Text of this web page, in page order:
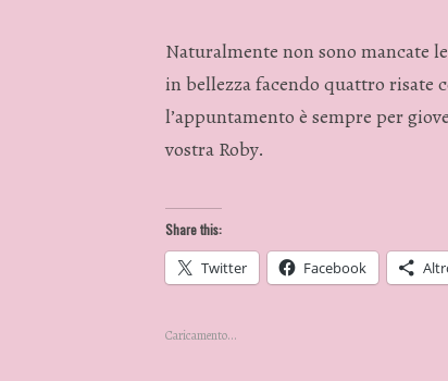
Naturalmente non sono mancate
in bellezza facendo quattro risate
l’appuntamento è sempre per
vostra Roby.
Share this:
Twitter Facebook
Caricamento...